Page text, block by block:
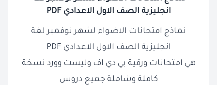
انجليزية الصف الاول الاعدادي PDF
نماذج امتحانات الاضواء لشهر نوفمبر لغة
انجليزية الصف الاول الاعدادي PDF
هي امتحانات ورقية بي دي اف وليست وورد نسخة
كاملة وشاملة جميع دروس